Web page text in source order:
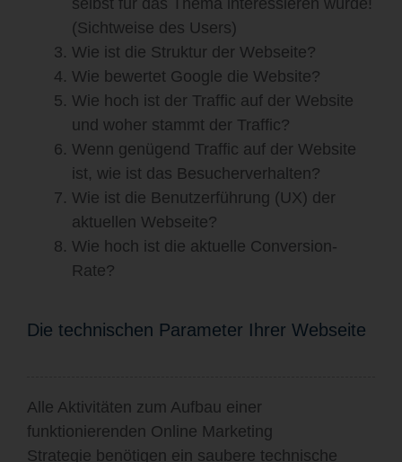
selbst für das Thema interessieren würde!
(Sichtweise des Users)
Wie ist die Struktur der Webseite?
Wie bewertet Google die Website?
Wie hoch ist der Traffic auf der Website
und woher stammt der Traffic?
Wenn genügend Traffic auf der Website
ist, wie ist das Besucherverhalten?
Wie ist die Benutzerführung (UX) der
aktuellen Webseite?
Wie hoch ist die aktuelle Conversion-
Rate?
Die technischen Parameter Ihrer Webseite
Alle Aktivitäten zum Aufbau einer
funktionierenden Online Marketing
Strategie benötigen ein saubere technische